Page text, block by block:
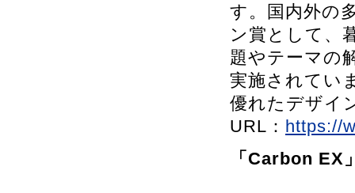
す。国内外の
ン賞として、
題やテーマの
実施されてい
優れたデザイ
URL： https://
「Carbon EX